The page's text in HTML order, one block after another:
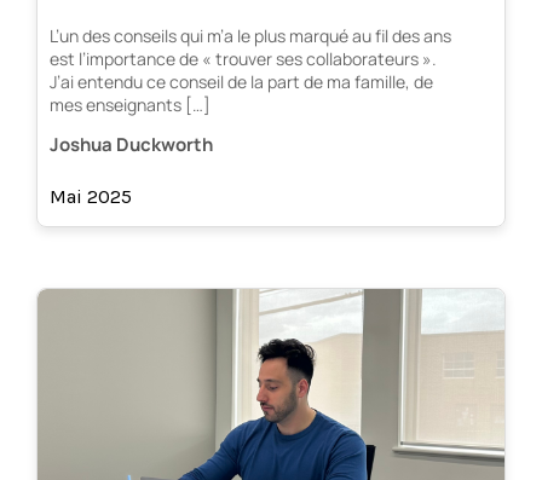
L’un des conseils qui m’a le plus marqué au fil des ans
est l’importance de « trouver ses collaborateurs ».
J’ai entendu ce conseil de la part de ma famille, de
mes enseignants […]
Joshua Duckworth
Mai 2025